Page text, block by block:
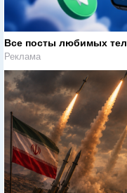
Все посты любимых
Реклама